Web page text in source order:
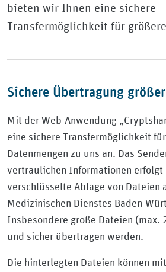
bieten wir Ihnen eine sichere
Transfermöglichkeit für
Sichere Übertragung
Mit der Web-Anwendung
eine sichere Transfermöglichkeit
Datenmengen zu uns an. Das
vertraulichen Informationen erfolgt
verschlüsselte Ablage von Dateien
Medizinischen Dienstes Baden-
Insbesondere große Dateien (max.
und sicher übertragen werden.
Die hinterlegten Dateien können